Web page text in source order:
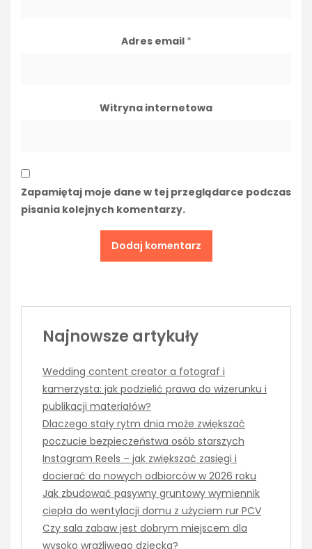
Adres email *
Witryna internetowa
Zapamiętaj moje dane w tej przeglądarce podczas
pisania kolejnych komentarzy.
Najnowsze artykuły
Wedding content creator a fotograf i
kamerzysta: jak podzielić prawa do wizerunku i
publikacji materiałów?
Dlaczego stały rytm dnia może zwiększać
poczucie bezpieczeństwa osób starszych
Instagram Reels – jak zwiększać zasięgi i
docierać do nowych odbiorców w 2026 roku
Jak zbudować pasywny gruntowy wymiennik
ciepła do wentylacji domu z użyciem rur PCV
Czy sala zabaw jest dobrym miejscem dla
wysoko wrażliwego dziecka?